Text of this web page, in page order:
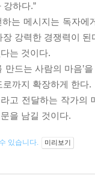
강하다.”
는 메시지는 독자
강력한 경쟁력이
는 것이다.
만드는 사람의 마음’
까지 확장하게 한다.
라고 전달하는 작가
을 남길 것이다.
있습니다. 미리보기